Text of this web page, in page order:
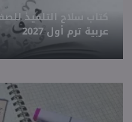
كتاب سلاح التلميذ
عربية ترم أول 2027